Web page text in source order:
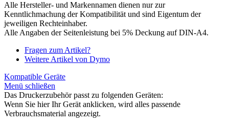
Alle Hersteller- und Markennamen dienen nur zur
Kenntlichmachung der Kompatibilität und sind Eigentum der
jeweiligen Rechteinhaber.
Alle Angaben der Seitenleistung bei 5% Deckung auf DIN-A4.
Fragen zum Artikel?
Weitere Artikel von Dymo
Kompatible Geräte
Menü schließen
Das Druckerzubehör passt zu folgenden Geräten:
Wenn Sie hier Ihr Gerät anklicken, wird alles passende
Verbrauchsmaterial angezeigt.